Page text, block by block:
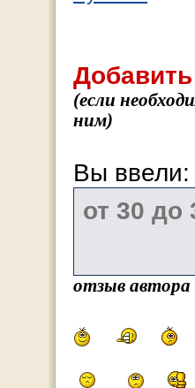
(если
ним)
Вы
отзыв